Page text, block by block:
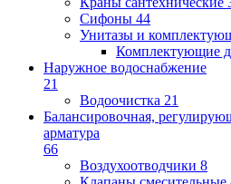
Сифоны 44
Унитазы и
Комплектующие
Наружное водоснабжение
21
Водоочистка 21
Балансировочная,
арматура
66
Воздухоотводчики 8